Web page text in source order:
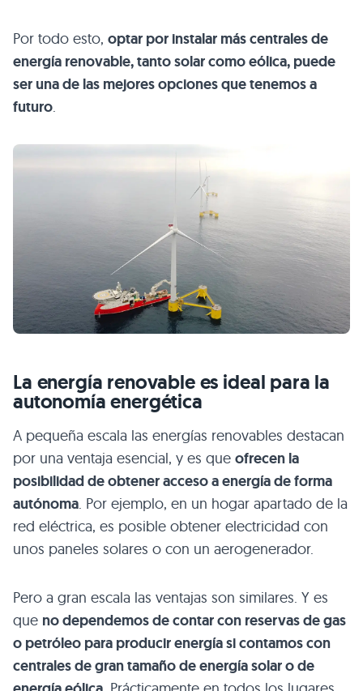
Por todo esto, optar por instalar más centrales de
energía renovable, tanto solar como eólica, puede
ser una de las mejores opciones que tenemos a
futuro.
La energía renovable es ideal para la
autonomía energética
A pequeña escala las energías renovables destacan
por una ventaja esencial, y es que ofrecen la
posibilidad de obtener acceso a energía de forma
autónoma. Por ejemplo, en un hogar apartado de la
red eléctrica, es posible obtener electricidad con
unos paneles solares o con un aerogenerador.
Pero a gran escala las ventajas son similares. Y es
que no dependemos de contar con reservas de gas
o petróleo para producir energía si contamos con
centrales de gran tamaño de energía solar o de